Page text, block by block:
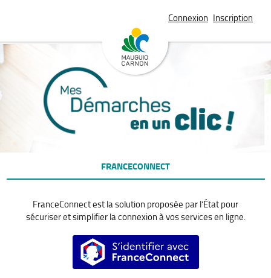
Connexion Inscription
FRANCECONNECT
FranceConnect est la solution proposée par l’État pour
sécuriser et simplifier la connexion à vos services en ligne.
S’identifier avec FranceConnect